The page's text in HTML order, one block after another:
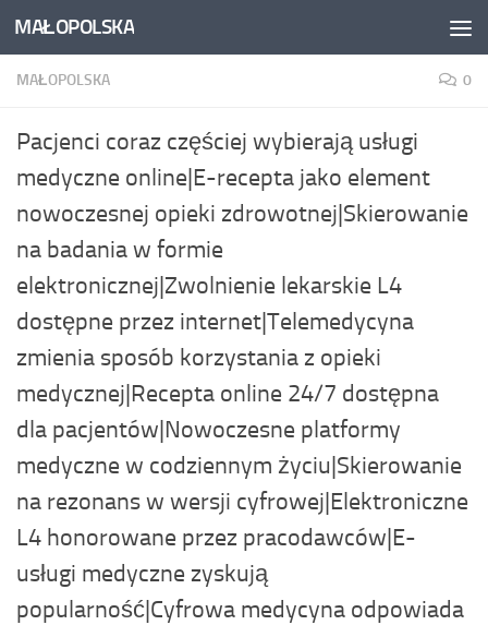
Skip to content
MAŁOPOLSKA
MAŁOPOLSKA 0
Pacjenci coraz częściej wybierają usługi
medyczne online|E-recepta jako element
nowoczesnej opieki zdrowotnej|Skierowanie
na badania w formie
elektronicznej|Zwolnienie lekarskie L4
dostępne przez internet|Telemedycyna
zmienia sposób korzystania z opieki
medycznej|Recepta online 24/7 dostępna
dla pacjentów|Nowoczesne platformy
medyczne w codziennym życiu|Skierowanie
na rezonans w wersji cyfrowej|Elektroniczne
L4 honorowane przez pracodawców|E-
usługi medyczne zyskują
popularność|Cyfrowa medycyna odpowiada